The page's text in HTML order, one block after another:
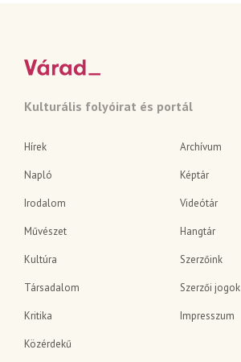
Kulturális folyóirat és portál
Hírek
Napló
Irodalom
Művészet
Kultúra
Társadalom
Kritika
Közérdekű
Archívum
Képtár
Videótár
Hangtár
Szerzőink
Szerzői jogok
Impresszum